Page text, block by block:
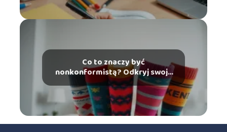
Co to znaczy być
nonkonformistą? Odkryj swoją
indywidualność!